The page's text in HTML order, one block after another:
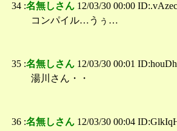
34 :名無しさん 12/03/30 00:00
コンパイル…うぅ…
35 :名無しさん 12/03/30 00:01
湯川さん・・
36 :名無しさん 12/03/30 00:04